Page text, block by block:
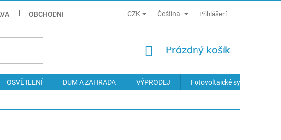
OBCHODNÍ PODMÍNKY ZÁSADY ZPRACOVÁNÍ OSOBNÍCH ÚDAJŮ
CZK Čeština Přihlášení
NÁKUPNÍ
Prázdný košík
OSVĚTLENÍ DŮM A ZAHRADA VÝPRODEJ Fotovoltaické systémy